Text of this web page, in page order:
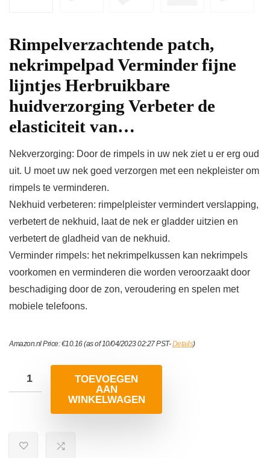
Rimpelverzachtende patch,
nekrimpelpad Verminder fijne
lijntjes Herbruikbare
huidverzorging Verbeter de
elasticiteit van…
Nekverzorging: Door de rimpels in uw nek ziet u er erg oud
uit. U moet uw nek goed verzorgen met een nekpleister om
rimpels te verminderen.
Nekhuid verbeteren: rimpelpleister vermindert verslapping,
verbetert de nekhuid, laat de nek er gladder uitzien en
verbetert de gladheid van de nekhuid.
Verminder rimpels: het nekrimpelkussen kan nekrimpels
voorkomen en verminderen die worden veroorzaakt door
beschadiging door de zon, veroudering en spelen met
mobiele telefoons.
Amazon.nl Price:€10.16(as of 10/04/2023 02:27 PST-Details)
TOEVOEGEN
AAN
WINKELWAGEN